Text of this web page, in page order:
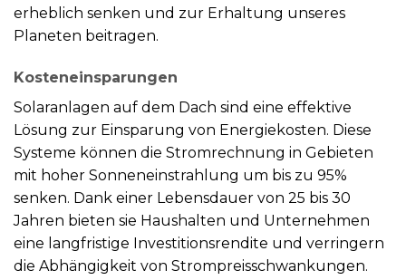
erheblich senken und zur Erhaltung unseres
Planeten beitragen.
Kosteneinsparungen
Solaranlagen auf dem Dach sind eine effektive
Lösung zur Einsparung von Energiekosten. Diese
Systeme können die Stromrechnung in Gebieten
mit hoher Sonneneinstrahlung um bis zu 95%
senken. Dank einer Lebensdauer von 25 bis 30
Jahren bieten sie Haushalten und Unternehmen
eine langfristige Investitionsrendite und verringern
die Abhängigkeit von Strompreisschwankungen.